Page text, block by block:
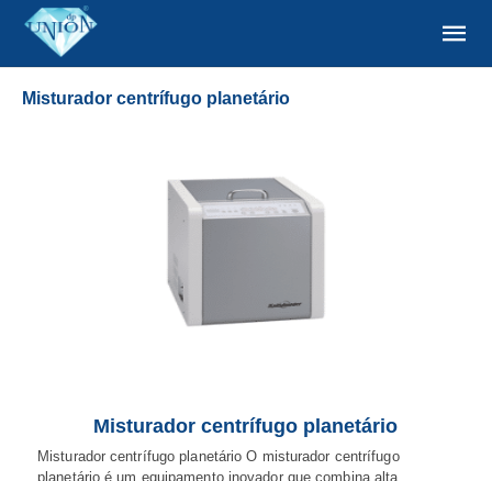
Misturador centrífugo planetário
Misturador centrífugo planetário
Misturador centrífugo planetário O misturador centrífugo
planetário é um equipamento inovador que combina alta